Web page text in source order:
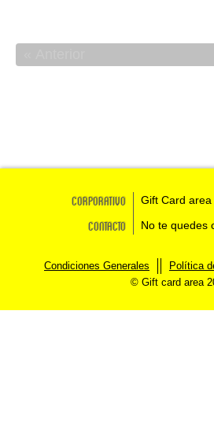
Corporativo Gift Card area
Contacto No te quedes
Condiciones Generales Política
© Gift card area